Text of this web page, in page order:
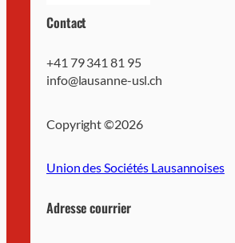
Contact
+41 79 341 81 95
info@lausanne-usl.ch
Copyright ©2026
Union des Sociétés Lausannoises
Adresse courrier